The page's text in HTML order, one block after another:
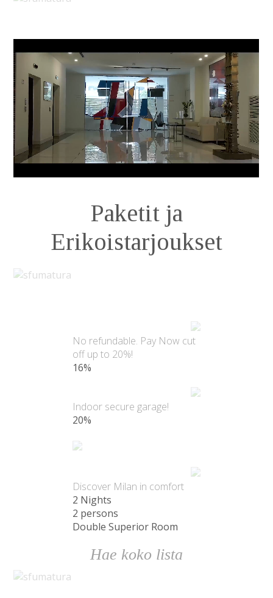
Paketit ja
Erikoistarjoukset
No refundable. Pay Now cut
off up to 20%!
16%
Indoor secure garage!
20%
Discover Milan in comfort
2 Nights
2 persons
Double Superior Room
Hae koko lista